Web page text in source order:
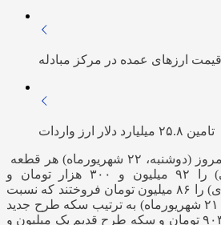
ارزهای عمده در مرکز مبادله
تامین ۲۵.۸ میلیارد دلار ارز واردات
سکه طرح جدید (امامی) را ۹۲ میلیون و ۳۰۰ هزار تومان و
سکه طرح قدیم (بهار آزادی) را ۸۶ میلیون تومان فروختند که نسبت
به معاملات روز (یکشنبه، ۲۱ شهریورماه) به ترتیب سکه طرح جدید
یک میلیون و ۸۲۰ هزار و ۹۰۳ تومان و سکه طرح قدیم یک میلیون و